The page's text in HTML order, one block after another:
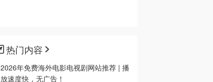
热门内容
2026年免费海外电影电视剧网站推荐 | 播
放速度快，无广告！